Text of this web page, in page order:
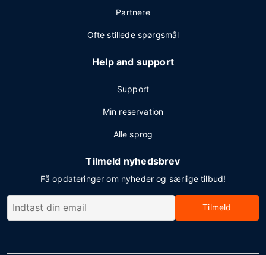
Partnere
Ofte stillede spørgsmål
Help and support
Support
Min reservation
Alle sprog
Tilmeld nyhedsbrev
Få opdateringer om nyheder og særlige tilbud!
Tilmeld